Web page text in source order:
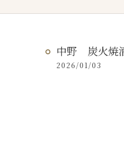
中野 炭火焼
2026/01/03